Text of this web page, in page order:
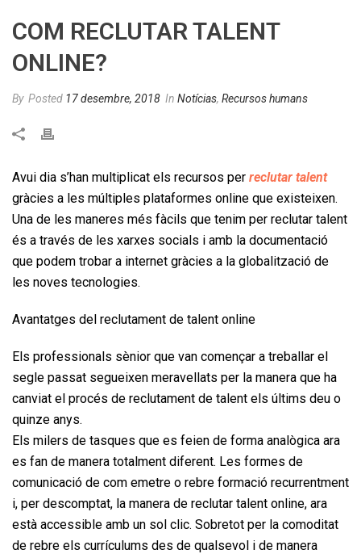
COM RECLUTAR TALENT
ONLINE?
By Posted 17 desembre, 2018 In Notícias, Recursos humans
Avui dia s’han multiplicat els recursos per reclutar talent
gràcies a les múltiples plataformes online que existeixen.
Una de les maneres més fàcils que tenim per reclutar talent
és a través de les xarxes socials i amb la documentació
que podem trobar a internet gràcies a la globalització de
les noves tecnologies.
Avantatges del reclutament de talent online
Els professionals sènior que van començar a treballar el
segle passat segueixen meravellats per la manera que ha
canviat el procés de reclutament de talent els últims deu o
quinze anys.
Els milers de tasques que es feien de forma analògica ara
es fan de manera totalment diferent. Les formes de
comunicació de com emetre o rebre formació recurrentment
i, per descomptat, la manera de reclutar talent online, ara
està accessible amb un sol clic. Sobretot per la comoditat
de rebre els currículums des de qualsevol i de manera